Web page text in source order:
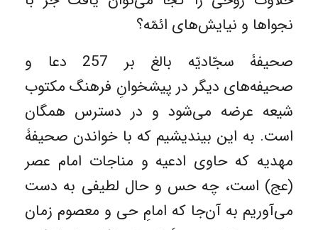
نجواها و نیایش‌های ائمّه؟
صحیفۀ سجّادیّه بالغ بر 257 دعا و
صحیفه‌های دیگر در پیشخوانِ فرهنگ مکتوب
شیعه عرضه می‌شود و در دسترس همگان
است. به این بیندیشیم که با خواندن صحیفۀ
مهدیه که حاوی ادعیه و مناجات امام عصر
(عج) است، چه حس و حال لطیفی به دست
می‌آوریم به آن‌جا که امامِ حی و معصوم زمان